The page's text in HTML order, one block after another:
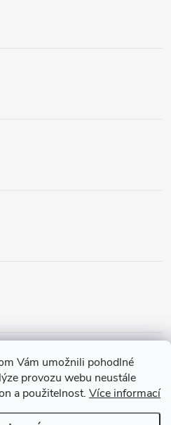
Vám umožnili pohodlné
provozu webu neustále
a použitelnost. Více informací
Doprava a platba Tříletá záruka